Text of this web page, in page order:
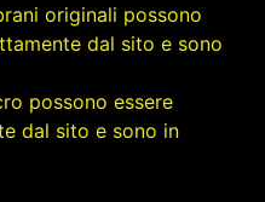
originali possono
dal sito e sono
possono essere
dal sito e sono in